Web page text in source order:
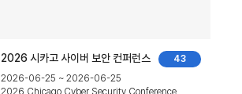
43
2026 시카고 사이버 보안 컨퍼런스
2026-06-25 ~ 2026-06-25
2026 Chicago Cyber Security Conference,